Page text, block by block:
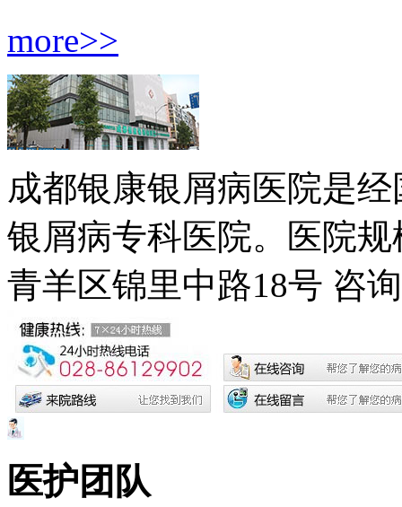
more>>
成都银康银屑病医院是
银屑病专科医院。医院规
青羊区锦里中路18号 咨
医护团队